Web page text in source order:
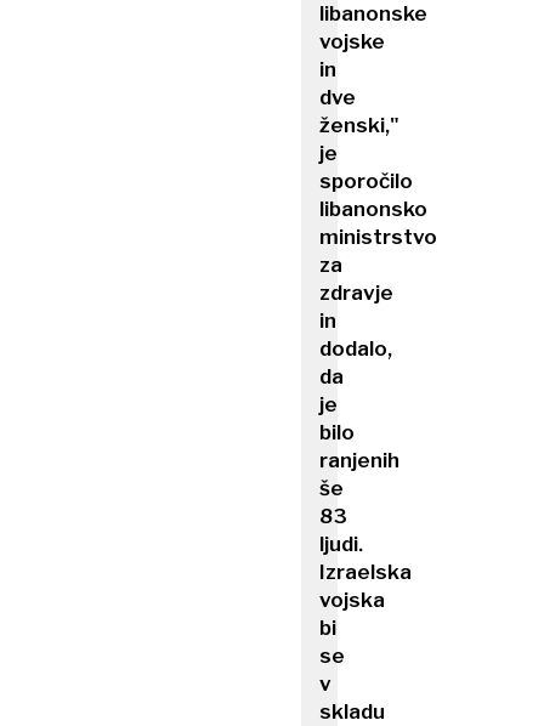
libanonske
vojske
in
dve
ženski,"
je
sporočilo
libanonsko
ministrstvo
za
zdravje
in
dodalo,
da
je
bilo
ranjenih
še
83
ljudi.
Izraelska
vojska
bi
se
v
skladu